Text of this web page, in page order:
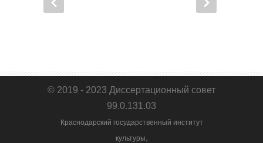
© 2019 - 2023 Диссертационный совет
99.0.131.03
Краснодарский государственный институт
культуры,